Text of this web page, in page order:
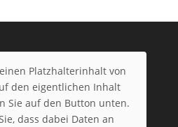
Platzhalterinhalt von
den eigentlichen Inhalt
Sie auf den Button unten.
dass dabei Daten an